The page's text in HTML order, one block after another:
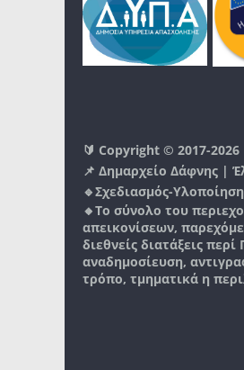
🔰 Copyright © 2017-2026
📌 Δημαρχείο Δάφνης |
🔹Σχεδιασμός-
🔸Το σύνολο του
απεικονίσεων,
διεθνείς διατάξεις
αναδημοσίευση,
τρόπο, τμηματικά η